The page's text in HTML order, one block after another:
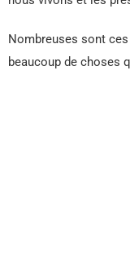
Nombreuses sont
beaucoup de choses